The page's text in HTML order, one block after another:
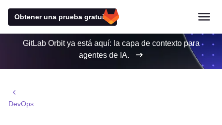
Obtener una prueba gratuita
GitLab Orbit ya está aquí: la capa de contexto para
agentes de IA.
DevOps